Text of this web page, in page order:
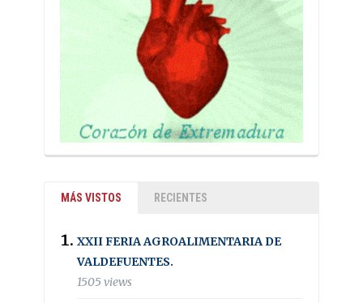
MÁS VISTOS RECIENTES
XXII FERIA AGROALIMENTARIA DE
VALDEFUENTES.
1505 views